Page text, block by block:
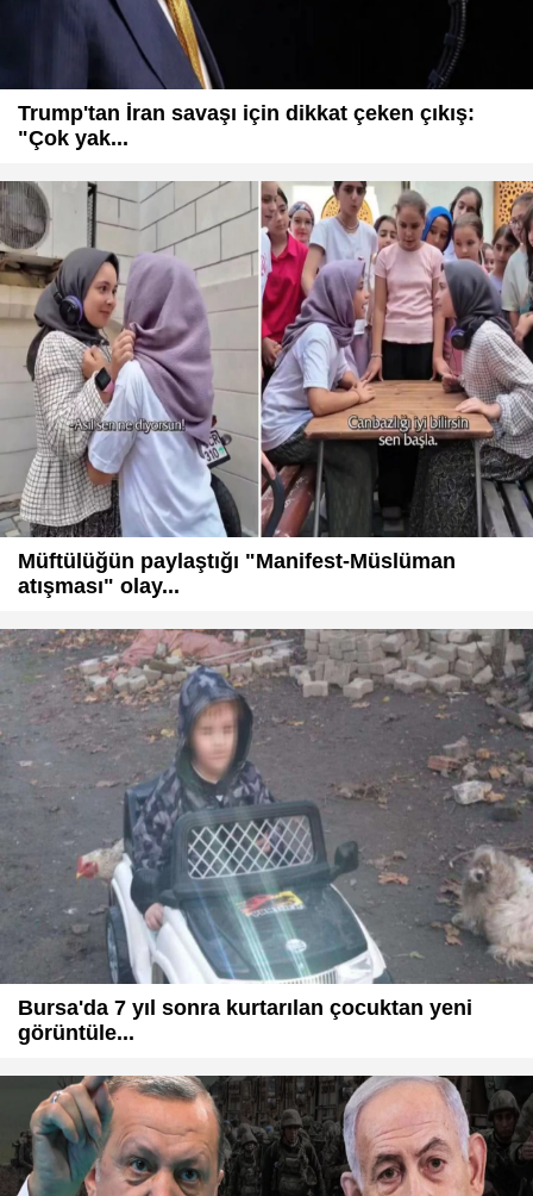
Trump'tan İran savaşı için dikkat çeken çıkış:
"Çok yak...
Müftülüğün paylaştığı "Manifest-Müslüman
atışması" olay...
Bursa'da 7 yıl sonra kurtarılan çocuktan yeni
görüntüle...